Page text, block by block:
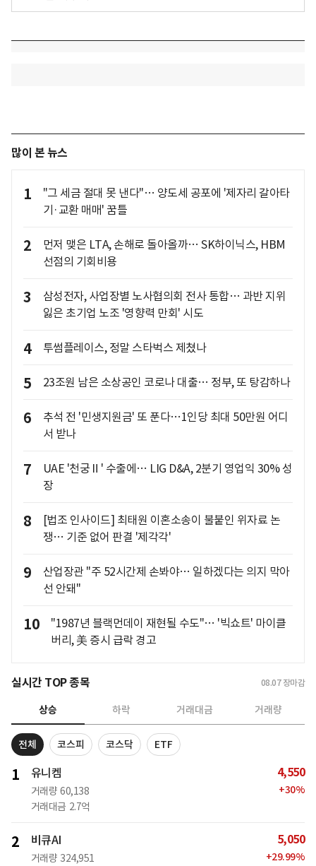
많이 본 뉴스
1
"그 세금 절대 못 낸다"… 양도세 공포에 '제자리 갈아타
기·교환 매매' 꿈틀
2
먼저 맺은 LTA, 손해로 돌아올까… SK하이닉스, HBM
선점의 기회비용
3
삼성전자, 사업장별 노사협의회 전사 통합… 과반 지위
잃은 초기업 노조 '영향력 만회' 시도
4 투썸플레이스, 정말 스타벅스 제쳤나
5 23조원 남은 소상공인 코로나 대출… 정부, 또 탕감하나
6
추석 전 '민생지원금' 또 푼다…1인당 최대 50만원 어디
서 받나
7
UAE '천궁Ⅱ' 수출에… LIG D&A, 2분기 영업익 30% 성
장
8
[법조 인사이드] 최태원 이혼소송이 불붙인 위자료 논
쟁… 기준 없어 판결 '제각각'
9
산업장관 "주 52시간제 손봐야… 일하겠다는 의지 막아
선 안돼"
10
"1987년 블랙먼데이 재현될 수도"… '빅쇼트' 마이클
버리, 美 증시 급락 경고
실시간 TOP 종목 08.07 장마감
상승 하락 거래대금 거래량
전체 코스피 코스닥 ETF
1 유니켐
거래량 60,138
거래대금 2.7억
4,550
+30%
2 비큐AI
거래량 324,951
5,050
+29.99%